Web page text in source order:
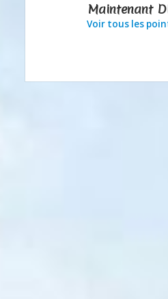
Maintenant
Voir tous les